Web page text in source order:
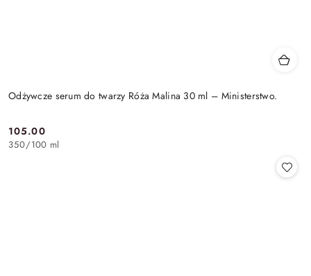
Odżywcze serum do twarzy Róża Malina 30 ml – Ministerstwo.
Cena:
105.00
350/100 ml